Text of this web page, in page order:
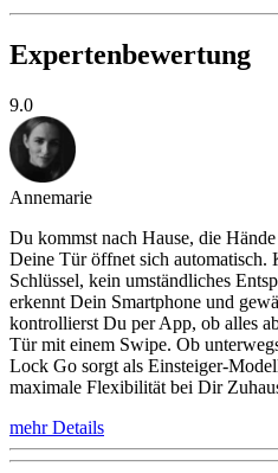
Expertenbewertung
9.0
Annemarie
Du kommst nach Hause, die
Deine Tür öffnet sich automatisch.
Schlüssel, kein umständliches
erkennt Dein Smartphone und
kontrollierst Du per App, ob alles
Tür mit einem Swipe. Ob
Lock Go sorgt als Einsteiger-
maximale Flexibilität bei Dir
mehr Details